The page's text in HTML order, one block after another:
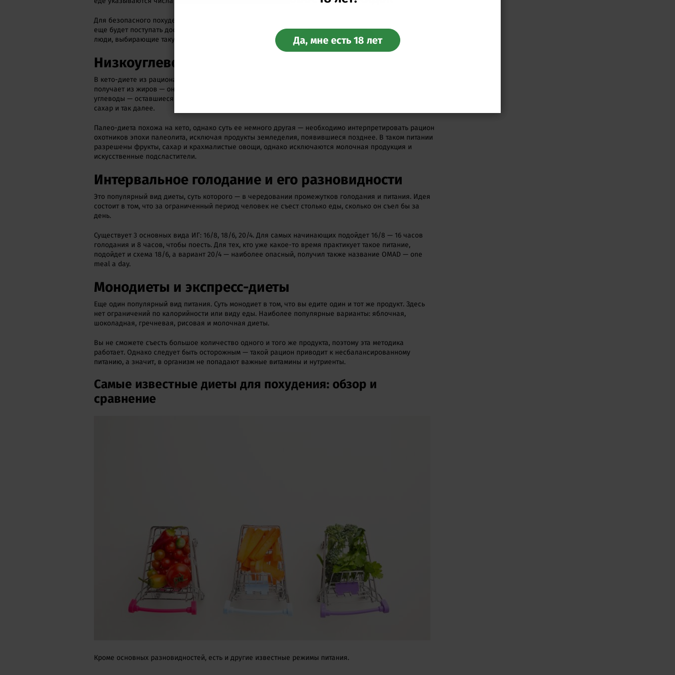
Для безопасного похудения стоит урезать КБЖУ
еще будет поступать достаточное количество витаминов, минералов и микронутриентов. В среднем
люди, выбирающие такую диету, питаются на 1200–1500 ккал в сутки.
Низкоуглеводные диеты (кето, палео)
В кето-диете из рациона исключаются все углеводы, а основную часть полезных веществ человек
получает из жиров — они составляют 75% рациона, в то время как на белки уходит 20%, а на
углеводы — оставшиеся 5%. Запрещается есть злаки и бобовые, крахмалистые овощи, все фрукты,
сахар и так далее.
Палео-диета похожа на кето, однако суть ее немного другая — необходимо интерпретировать рацион
охотников эпохи палеолита, исключая продукты земледелия, появившиеся позднее. В таком питании
разрешены фрукты, сахар и крахмалистые овощи, однако исключаются молочная продукция и
искусственные подсластители.
Интервальное голодание и его разновидности
Это популярный вид диеты, суть которого — в чередовании промежутков голодания и питания. Идея
состоит в том, что за ограниченный период человек не съест столько еды, сколько он съел бы за
день.
Существует 3 основных вида ИГ: 16/8, 18/6, 20/4. Для самых начинающих подойдет 16/8 — 16 часов
голодания и 8 часов, чтобы поесть. Для тех, кто уже какое-то время практикует такое питание,
подойдет и схема 18/6, а вариант 20/4 — наиболее опасный, получил также название OMAD — one
meal a day.
Монодиеты и экспресс-диеты
Еще один популярный вид питания. Суть монодиет в том, что вы едите один и тот же продукт. Здесь
нет ограничений по калорийности или виду еды. Наиболее популярные варианты: яблочная,
шоколадная, гречневая, рисовая и молочная диеты.
Вы не сможете съесть большое количество одного и того же продукта, поэтому эта методика
работает. Однако следует быть осторожным — такой рацион приводит к несбалансированному
питанию, а значит, в организм не попадают важные витамины и нутриенты.
Самые известные диеты для похудения: обзор и
сравнение
Кроме основных разновидностей, есть и другие известные режимы питания.
Перейти
Да, мне есть 18 лет